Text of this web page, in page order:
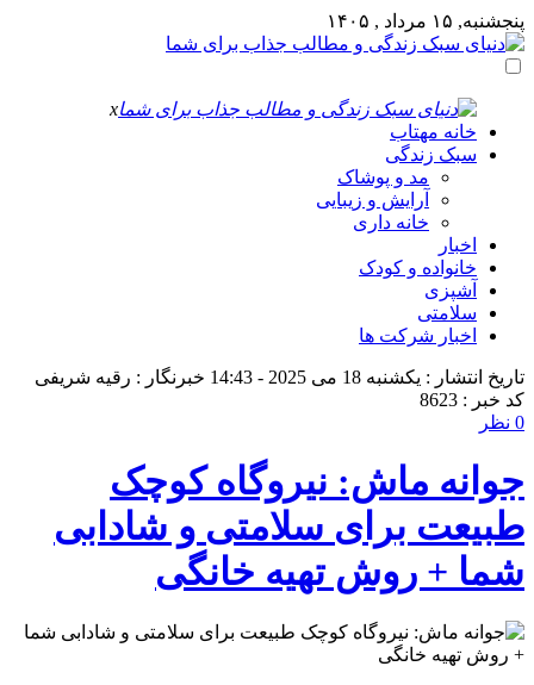
پنجشنبه, ۱۵ مرداد , ۱۴۰۵
x
خانه مهتاب
سبک زندگی
مد و پوشاک
آرایش و زیبایی
خانه داری
اخبار
خانواده و کودک
آشپزی
سلامتی
اخبار شرکت ها
تاریخ انتشار : یکشنبه 18 می 2025 - 14:43
خبرنگار : رقیه شریفی
کد خبر : 8623
0 نظر
جوانه ماش: نیروگاه کوچک
طبیعت برای سلامتی و شادابی
شما + روش تهیه خانگی